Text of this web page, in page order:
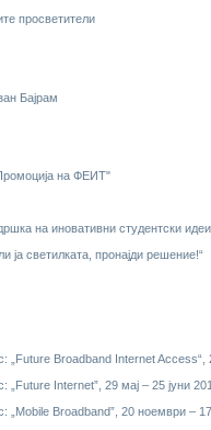
просветители
Бајрам
на ФЕИТ"
на иновативни студентски
ја светилката, пронајди решение!“
„Future Broadband Internet Access“,
„Future Internet”, 29 мај – 25 јуни
„Mobile Broadband”, 20 ноември –